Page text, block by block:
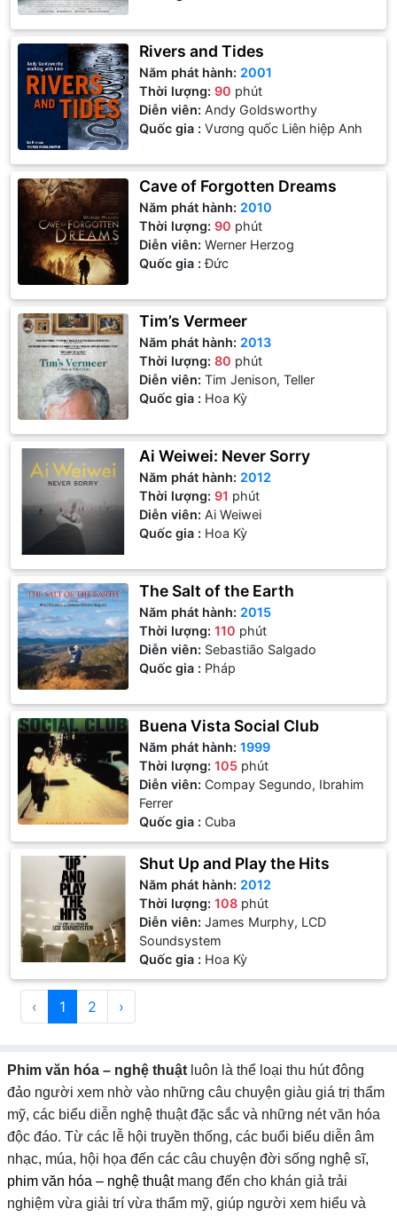
Rivers and Tides
Năm phát hành: 2001
Thời lượng:90 phút
Diễn viên:Andy Goldsworthy
Quốc gia : Vương quốc Liên hiệp Anh
Cave of Forgotten Dreams
Năm phát hành: 2010
Thời lượng:90 phút
Diễn viên:Werner Herzog
Quốc gia : Đức
Tim’s Vermeer
Năm phát hành: 2013
Thời lượng:80 phút
Diễn viên:Tim Jenison, Teller
Quốc gia : Hoa Kỳ
Ai Weiwei: Never Sorry
Năm phát hành: 2012
Thời lượng:91 phút
Diễn viên:Ai Weiwei
Quốc gia : Hoa Kỳ
The Salt of the Earth
Năm phát hành: 2015
Thời lượng:110 phút
Diễn viên: Sebastião Salgado
Quốc gia : Pháp
Buena Vista Social Club
Năm phát hành:1999
Thời lượng:105 phút
Diễn viên:Compay Segundo, Ibrahim
Ferrer
Quốc gia : Cuba
Shut Up and Play the Hits
Năm phát hành: 2012
Thời lượng:108 phút
Diễn viên:James Murphy, LCD
Soundsystem
Quốc gia : Hoa Kỳ
‹ 1 2 ›
Phim văn hóa – nghệ thuậtluôn là thể loại thu hút đông
đảo người xem nhờ vào những câu chuyện giàu giá trị thẩm
mỹ, các biểu diễn nghệ thuật đặc sắc và những nét văn hóa
độc đáo. Từ các lễ hội truyền thống, các buổi biểu diễn âm
nhạc, múa, hội họa đến các câu chuyện đời sống nghệ sĩ,
phim văn hóa – nghệ thuậtmang đến cho khán giả trải
nghiệm vừa giải trí vừa thẩm mỹ, giúp người xem hiểu và